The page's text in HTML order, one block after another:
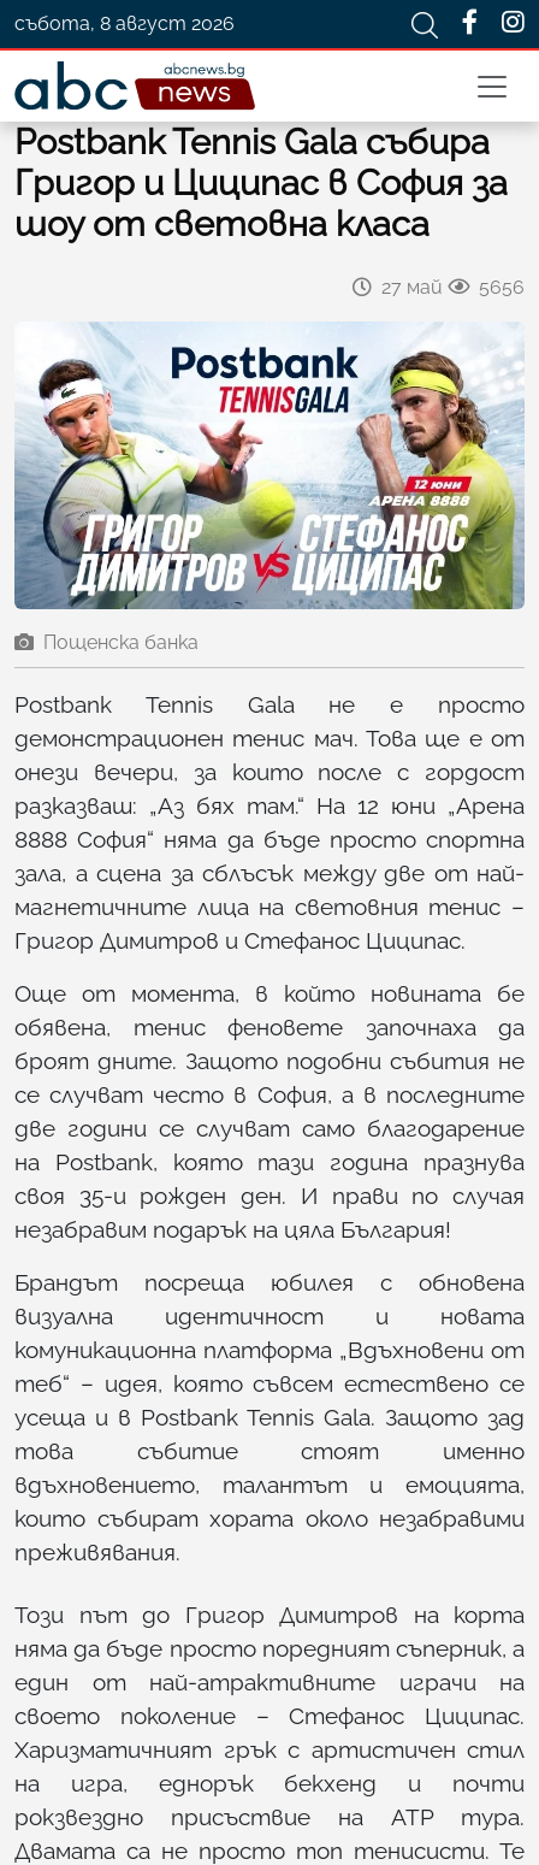
събота, 8 август 2026
Postbank Tennis Gala събира
Григор и Циципас в София за
шоу от световна класа
27 май 5656
Пощенска банка
Postbank Tennis Gala не е просто
демонстрационен тенис мач. Това ще е от
онези вечери, за които после с гордост
разказваш: „Аз бях там.“ На 12 юни „Арена
8888 София“ няма да бъде просто спортна
зала, а сцена за сблъсък между две от най-
магнетичните лица на световния тенис –
Григор Димитров и Стефанос Циципас.
Още от момента, в който новината бе
обявена, тенис феновете започнаха да
броят дните. Защото подобни събития не
се случват често в София, а в последните
две години се случват само благодарение
на Postbank, която тази година празнува
своя 35-и рожден ден. И прави по случая
незабравим подарък на цяла България!
Брандът посреща юбилея с обновена
визуална идентичност и новата
комуникационна платформа „Вдъхновени от
теб“ – идея, която съвсем естествено се
усеща и в Postbank Tennis Gala. Защото зад
това събитие стоят именно
вдъхновението, талантът и емоцията,
които събират хората около незабравими
преживявания.
Този път до Григор Димитров на корта
няма да бъде просто поредният съперник, а
един от най-атрактивните играчи на
своето поколение – Стефанос Циципас.
Харизматичният грък с артистичен стил
на игра, еднорък бекхенд и почти
рокзвездно присъствие на ATP тура.
Двамата са не просто топ тенисисти. Те